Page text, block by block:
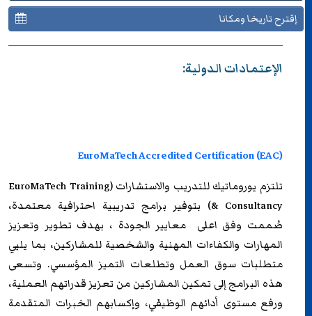
إقترح تاريخا ومكانا
الإعتمادات الدولية:
EuroMaTech Accredited Certification (EAC)
تلتزميوروماتيك للتدريب
والاستشارات (EuroMaTech Training
& Consultancy) بتوفير برامج تدريبية احترافية معتمدة،
صُممت وفق اعلى معايير الجودة ، بهدف تطوير وتعزيز
المهارات والكفاءات المهنية والشخصية للمشاركين، بما يلبي
متطلبات سوق العمل وتطلعات التميز المؤسسي. وتسعى
هذه البرامج إلى تمكين المشاركين من تعزيز قدراتهم العملية،
ورفع مستوى أدائهم الوظيفي، وإكسابهم الخبرات المتقدمة